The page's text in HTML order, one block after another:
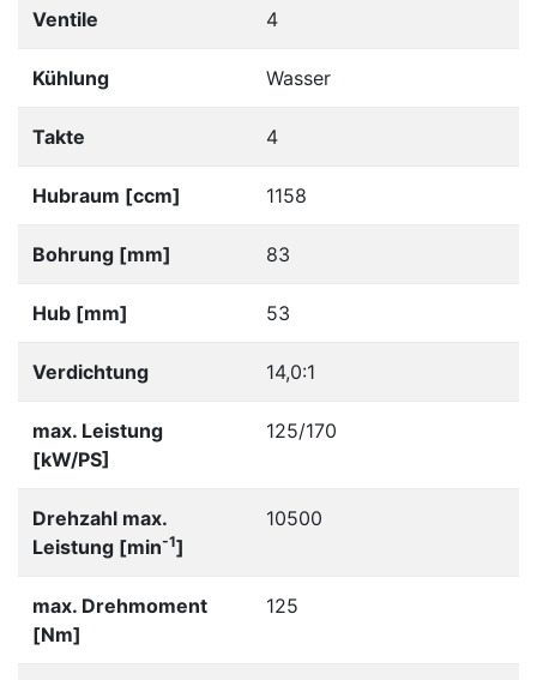
Ventile 4
Kühlung Wasser
Takte 4
Hubraum [ccm] 1158
Bohrung [mm] 83
Hub [mm] 53
Verdichtung 14,0:1
max. Leistung
[kW/PS]
125/170
Drehzahl max.
Leistung [min-1]
10500
max. Drehmoment
[Nm]
125